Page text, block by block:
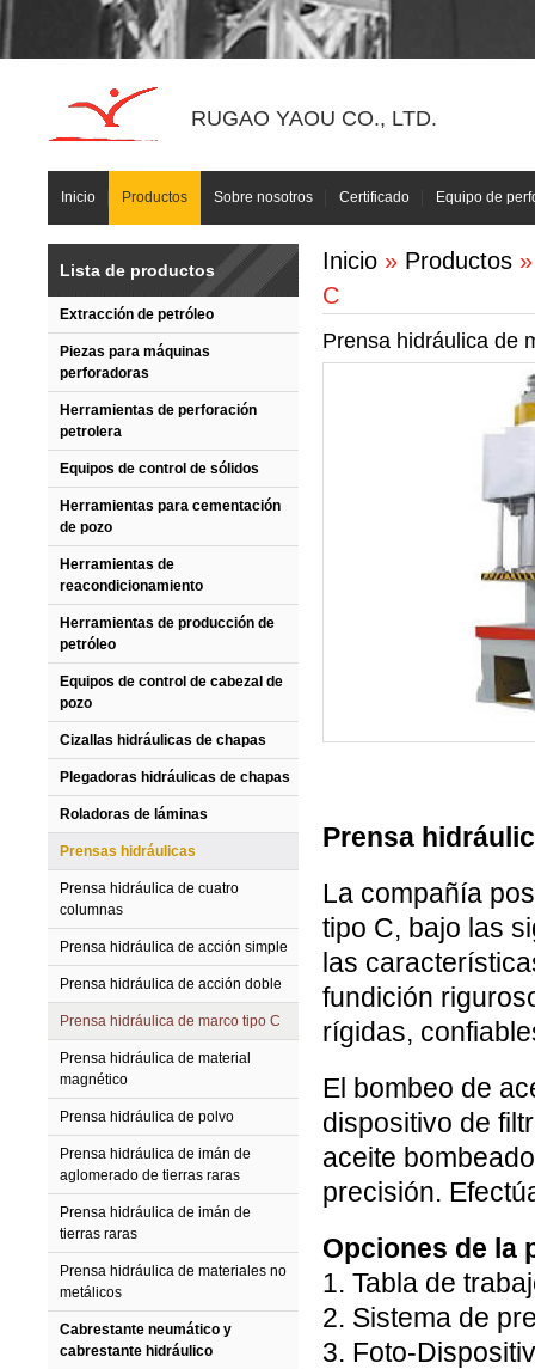
RUGAO YAOU CO., LTD.
Inicio Productos Sobre nosotros Certificado Equipo de
Lista de productos
Extracción de petróleo
Piezas para máquinas
perforadoras
Herramientas de perforación
petrolera
Equipos de control de sólidos
Herramientas para cementación
de pozo
Herramientas de
reacondicionamiento
Herramientas de producción de
petróleo
Equipos de control de cabezal de
pozo
Cizallas hidráulicas de chapas
Plegadoras hidráulicas de chapas
Roladoras de láminas
Prensas hidráulicas
Prensa hidráulica de cuatro
columnas
Prensa hidráulica de acción simple
Prensa hidráulica de acción doble
Prensa hidráulica de marco tipo C
Prensa hidráulica de material
magnético
Prensa hidráulica de polvo
Prensa hidráulica de imán de
aglomerado de tierras raras
Prensa hidráulica de imán de
tierras raras
Prensa hidráulica de materiales no
metálicos
Cabrestante neumático y
cabrestante hidráulico
Inicio » Productos
C
Prensa hidráulica de
Prensa
La compañía
tipo C, bajo las
las
fundición
rígidas,
El bombeo de
dispositivo de
aceite
precisión.
Opciones de la
1. Tabla de
2. Sistema de
3. Foto-